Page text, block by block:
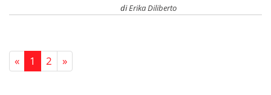
diErika Diliberto
« 1 2 »